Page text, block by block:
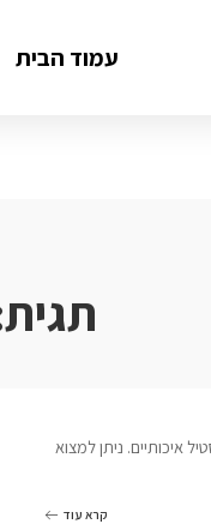
עמוד הבית
איכותיים. ניתן למצוא
קרא עוד